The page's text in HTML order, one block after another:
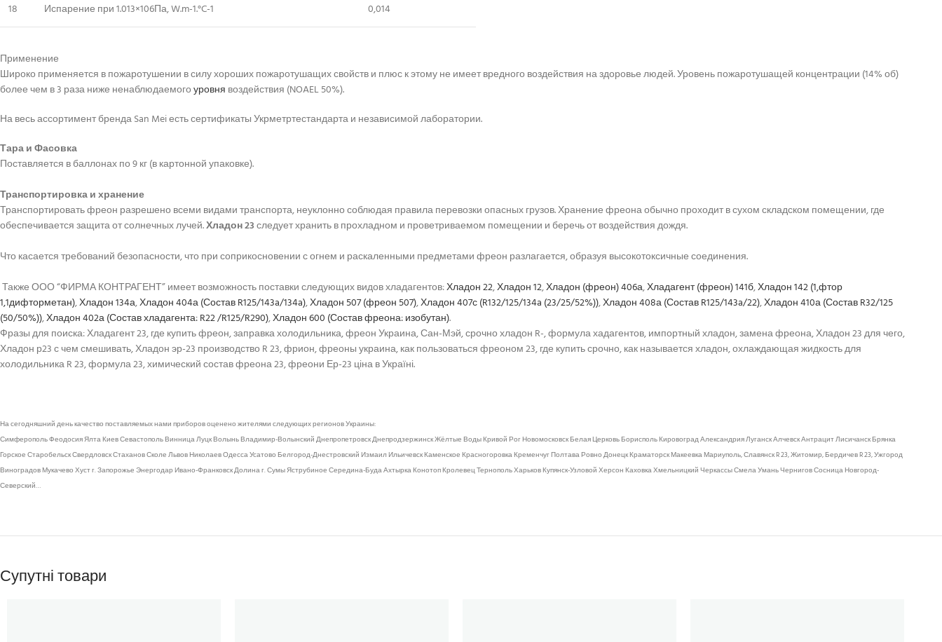
18 Испарение при 1.013×106Па, W.m-1.°C-1 0,014
Применение
Широко применяется в пожаротушении в силу хороших пожаротушащих свойств и плюс к этому не имеет вредного воздействия на здоровье людей. Уровень пожаротушащей концентрации (14% об)
более чем в 3 раза ниже ненаблюдаемогоуровня воздействия (NOAEL 50%).
На весь ассортимент бренда San Mei есть сертификаты Укрметртестандарта и независимой лаборатории.
Тара и Фасовка
Поставляется в баллонах по 9 кг (в картонной упаковке).
Транспортировка и хранение
Транспортировать фреон разрешено всеми видами транспорта, неуклонно соблюдая правила перевозки опасных грузов. Хранение фреона обычно проходит в сухом складском помещении, где
обеспечивается защита от солнечных лучей.Хладон 23следует хранить в прохладном и проветриваемом помещении и беречь от воздействия дождя.
Что касается требований безопасности, что при соприкосновении с огнем и раскаленными предметами фреон разлагается, образуя высокотоксичные соединения.
Также ООО “ФИРМА КОНТРАГЕНТ” имеет возможность поставки следующих видов хладагентов:Хладон 22,Хладон 12,Хладон (фреон) 406а,Хладагент (фреон) 141б,Хладон 142 (1,фтор
1,1дифторметан),Хладон 134а,Хладон 404а (Состав R125/143a/134a),Хладон 507 (фреон 507),Хладон 407с (R132/125/134a (23/25/52%)),Хладон 408а (Состав R125/143a/22),Хладон 410а (Состав R32/125
(50/50%)),Хладон 402а (Состав хладагента: R22 /R125/R290),Хладон 600 (Состав фреона: изобутан).
Фразы для поиска: Хладагент 23, где купить фреон, заправка холодильника, фреон Украина, Сан-Мэй, срочно хладон R-, формула хадагентов, импортный хладон, замена фреона, Хладон 23 для чего,
Хладон р23 с чем смешивать, Хладон эр-23 производство R 23, фрион, фреоны украина, как пользоваться фреоном 23, где купить срочно, как называется хладон, охлаждающая жидкость для
холодильника R 23, формула 23, химический состав фреона 23, фреони Ер-23 ціна в Україні.
На сегодняшний день качество поставляемых нами приборов оценено жителями следующих регионов Украины:
Симферополь Феодосия Ялта Киев Севастополь Винница Луцк Волынь Владимир-Волынский Днепропетровск Днепродзержинск Жёлтые Воды Кривой Рог Новомосковск Белая Церковь Борисполь Кировоград Александрия Луганск Алчевск Антрацит Лисичанск Брянка
Горское Старобельск Свердловск Стаханов Сколе Львов Николаев Одесса Усатово Белгород-Днестровский Измаил Ильичевск Каменское Красногоровка Кременчуг Полтава Ровно Донецк Краматорск Макеевка Мариуполь, Славянск R 23, Житомир, Бердичев R 23, Ужгород
Виноградов Мукачево Хуст г. Запорожье Энергодар Ивано-Франковск Долина г. Сумы Яструбиное Середина-Буда Ахтырка Конотоп Кролевец Тернополь Харьков Купянск-Узловой Херсон Каховка Хмельницкий Черкассы Смела Умань Чернигов Сосница Новгород-
Северский…
Супутні товари